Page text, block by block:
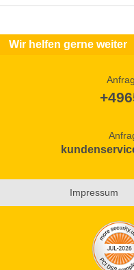
Wir helfen gerne weiter
Impressum